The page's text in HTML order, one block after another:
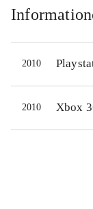
hvad der
faktisk så
man til
et
rollespil er
2010
2010 Xbox